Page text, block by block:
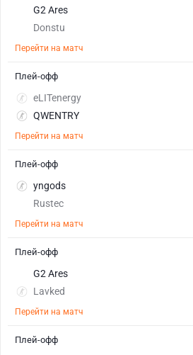
G2 Ares
Donstu
Перейти на матч
eLITenergy
QWENTRY
Перейти на матч
Плей-офф
yngods
Rustec
Перейти на матч
Плей-офф
G2 Ares
Lavked
Перейти на матч
Плей-офф
Плей-офф